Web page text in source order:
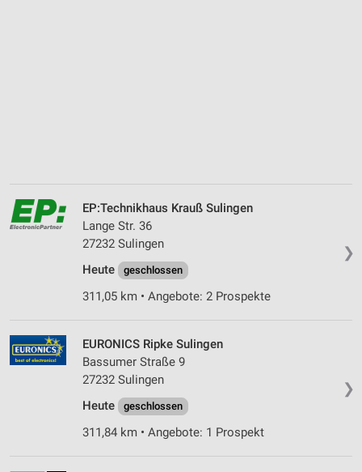
❯
EP:Technikhaus Krauß Sulingen
Lange Str. 36
27232 Sulingen
Heute
geschlossen
311,05 km • Angebote: 2 Prospekte
❯
EURONICS Ripke Sulingen
Bassumer Straße 9
27232 Sulingen
Heute
geschlossen
311,84 km • Angebote: 1 Prospekt